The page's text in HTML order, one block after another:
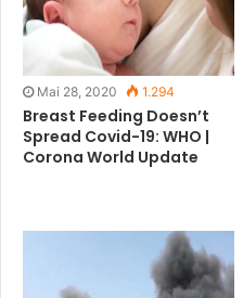
Mai 28, 2020 1.294
Breast Feeding Doesn’t
Spread Covid-19: WHO |
Corona World Update